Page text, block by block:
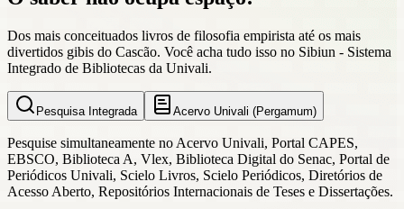
Dos mais conceituados livros de filosofia empirista até os mais
divertidos gibis do Cascão. Você acha tudo isso no Sibiun - Sistema
Integrado de Bibliotecas da Univali.
Pesquisa Integrada Acervo Univali (Pergamum)
Pesquise simultaneamente no Acervo Univali, Portal CAPES,
EBSCO, Biblioteca A, Vlex, Biblioteca Digital do Senac, Portal de
Periódicos Univali, Scielo Livros, Scielo Periódicos, Diretórios de
Acesso Aberto, Repositórios Internacionais de Teses e Dissertações.